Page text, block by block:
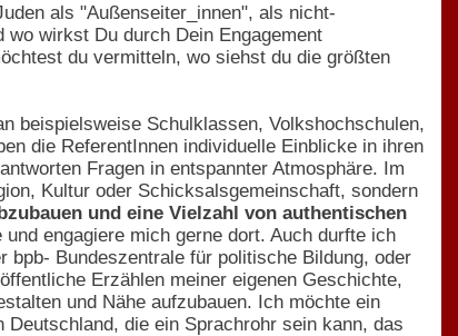
als "Außenseiter_innen", als nicht-
wo wirkst Du durch Dein Engagement
du vermitteln, wo siehst du die größten
beispielsweise Schulklassen, Volkshochschulen,
die ReferentInnen individuelle Einblicke in ihren
Fragen in entspannter Atmosphäre. Im
Kultur oder Schicksalsgemeinschaft, sondern
und eine Vielzahl von authentischen
engagiere mich gerne dort. Auch durfte ich
Bundeszentrale für politische Bildung, oder
Erzählen meiner eigenen Geschichte,
und Nähe aufzubauen. Ich möchte ein
die ein Sprachrohr sein kann, das